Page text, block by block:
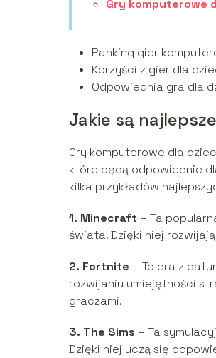
Gry komputerowe
Ranking gier
Korzyści z gier dla
Odpowiednia gra dla
Jakie są
Gry komputerowe dla
które będą odpowiednie
kilka przykładów
1. Minecraft – Ta
świata. Dzięki niej
2. Fortnite – To gra z
rozwijaniu umiejętności
graczami.
3. The Sims – Ta
Dzięki niej uczą się